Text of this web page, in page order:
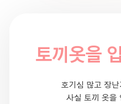
토끼옷을
호기심 많고 장
사실 토끼 옷을